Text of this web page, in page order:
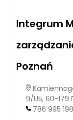
Integrum
Poznań
9/U5, 60-179
786 995 198